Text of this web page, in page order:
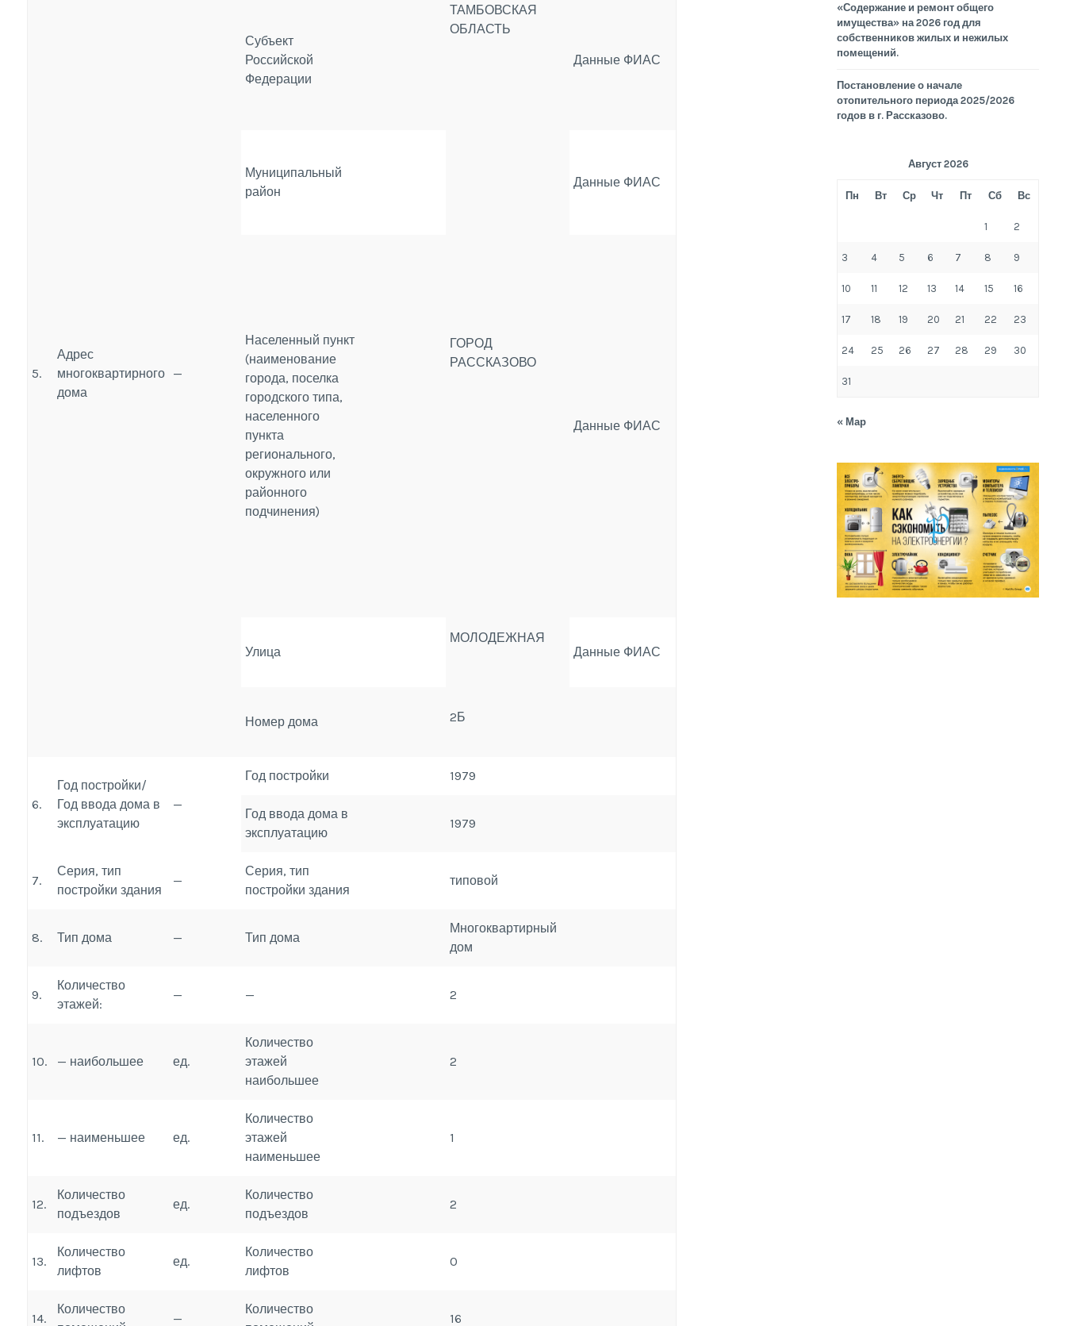
5.
Адрес
многоквартирного
дома
—
Субъект
Российской
Федерации
ТАМБОВСКАЯ
ОБЛАСТЬ
ГОРОД
РАССКАЗОВО
МОЛОДЕЖНАЯ
2Б
Данные ФИАС
Муниципальный
район
Данные ФИАС
Населенный пункт
(наименование
города, поселка
городского типа,
населенного
пункта
регионального,
окружного или
районного
подчинения)
Данные ФИАС
Улица Данные ФИАС
Номер дома
6.
Год постройки/
Год ввода дома в
эксплуатацию
—
Год постройки 1979
Год ввода дома в
эксплуатацию
1979
7.
Серия, тип
постройки здания
—
Серия, тип
постройки здания
типовой
8. Тип дома — Тип дома
Многоквартирный
дом
9.
Количество
этажей:
— — 2
10. — наибольшее ед.
Количество
этажей
наибольшее
2
11. — наименьшее ед.
Количество
этажей
наименьшее
1
12.
Количество
подъездов
ед.
Количество
подъездов
2
13.
Количество
лифтов
ед.
Количество
лифтов
0
14.
Количество
—
Количество
16
«Содержание и ремонт общего
имущества» на 2026 год для
собственников жилых и нежилых
помещений.
Постановление о начале
отопительного периода 2025/2026
годов в г. Рассказово.
Август 2026
Пн Вт Ср Чт Пт Сб Вс
1 2
3 4 5 6 7 8 9
10 11 12 13 14 15 16
17 18 19 20 21 22 23
24 25 26 27 28 29 30
31
« Мар